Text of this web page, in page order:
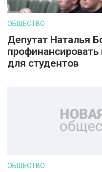
ОБЩЕСТВО
Депутат Наталья
для студентов
ОБЩЕСТВО